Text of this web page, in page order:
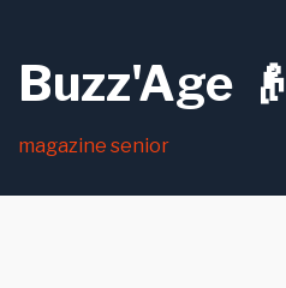
Buzz'Age 👴
magazine senior